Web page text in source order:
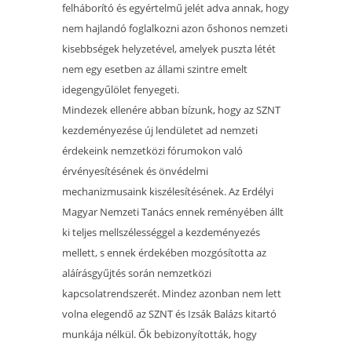
felháborító és egyértelmű jelét adva annak, hogy
nem hajlandó foglalkozni azon őshonos nemzeti
kisebbségek helyzetével, amelyek puszta létét
nem egy esetben az állami szintre emelt
idegengyűlölet fenyegeti.
Mindezek ellenére abban bízunk, hogy az SZNT
kezdeményezése új lendületet ad nemzeti
érdekeink nemzetközi fórumokon való
érvényesítésének és önvédelmi
mechanizmusaink kiszélesítésének. Az Erdélyi
Magyar Nemzeti Tanács ennek reményében állt
ki teljes mellszélességgel a kezdeményezés
mellett, s ennek érdekében mozgósította az
aláírásgyűjtés során nemzetközi
kapcsolatrendszerét. Mindez azonban nem lett
volna elegendő az SZNT és Izsák Balázs kitartó
munkája nélkül. Ők bebizonyították, hogy